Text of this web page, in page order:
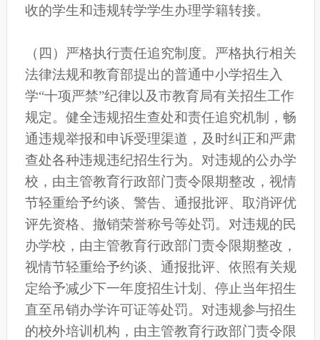
收的学生和违规转学学生办理学籍转接。
（四）严格执行责任追究制度。严格执行相关
法律法规和教育部提出的普通中小学招生入
学“十项严禁”纪律以及市教育局有关招生工作
规定。健全违规招生查处和责任追究机制，畅
通违规举报和申诉受理渠道，及时纠正和严肃
查处各种违规违纪招生行为。对违规的公办学
校，由主管教育行政部门责令限期整改，视情
节轻重给予约谈、警告、通报批评、取消评优
评先资格、撤销荣誉称号等处罚。对违规的民
办学校，由主管教育行政部门责令限期整改，
视情节轻重给予约谈、通报批评、依照有关规
定给予减少下一年度招生计划、停止当年招生
直至吊销办学许可证等处罚。对违规参与招生
的校外培训机构，由主管教育行政部门责令限